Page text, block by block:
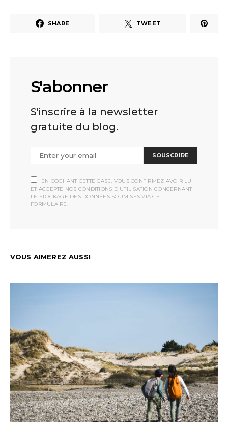
SHARE TWEET
S'abonner
S'inscrire à la newsletter
gratuite du blog.
SOUSCRIRE
EN COCHANT CETTE CASE, VOUS CONFIRMEZ AVOIR LU
ET ACCEPTÉ NOS CONDITIONS D'UTILISATION CONCERNANT
LE STOCKAGE DES DONNÉES SOUMISES VIA CE
FORMULAIRE.
VOUS AIMEREZ AUSSI